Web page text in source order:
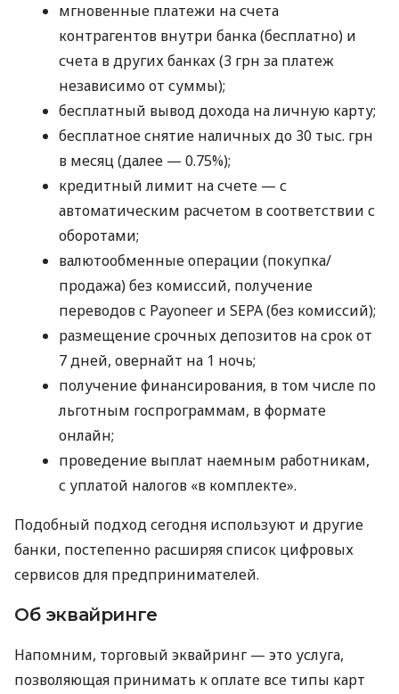
мгновенные платежи на счета
контрагентов внутри банка (бесплатно) и
счета в других банках (3 грн за платеж
независимо от суммы);
бесплатный вывод дохода на личную карту;
бесплатное снятие наличных до 30 тыс. грн
в месяц (далее — 0.75%);
кредитный лимит на счете — с
автоматическим расчетом в соответствии с
оборотами;
валютообменные операции (покупка/
продажа) без комиссий, получение
переводов с Payoneer и SEPA (без комиссий);
размещение срочных депозитов на срок от
7 дней, овернайт на 1 ночь;
получение финансирования, в том числе по
льготным госпрограммам, в формате
онлайн;
проведение выплат наемным работникам,
с уплатой налогов «в комплекте».
Подобный подход сегодня используют и другие
банки, постепенно расширяя список цифровых
сервисов для предпринимателей.
Об эквайринге
Напомним, торговый эквайринг — это услуга,
позволяющая принимать к оплате все типы карт